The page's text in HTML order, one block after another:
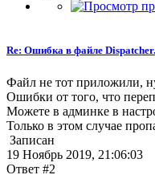
Re: Ошибка в файле
Файл не тот приложили,
Ошибки от того, что
Можете в админке в
Только в этом случае
Записан
19 Ноябрь 2019, 21:06:03
Ответ #2